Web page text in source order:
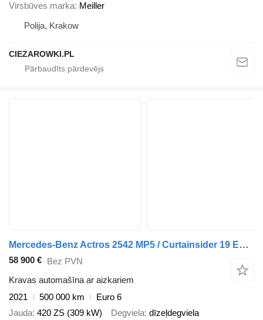
Virsbūves marka Meiller
Polija, Krakow
CIEZAROWKI.PL
Mercedes-Benz Actros 2542 MP5 / Curtainsider 19 EPAL/ 2021
58 900 € Bez PVN
Kravas automašīna ar aizkariem
2021
500 000 km
Euro 6
Jauda 420 ZS (309 kW) Degviela dīzeļdegviela